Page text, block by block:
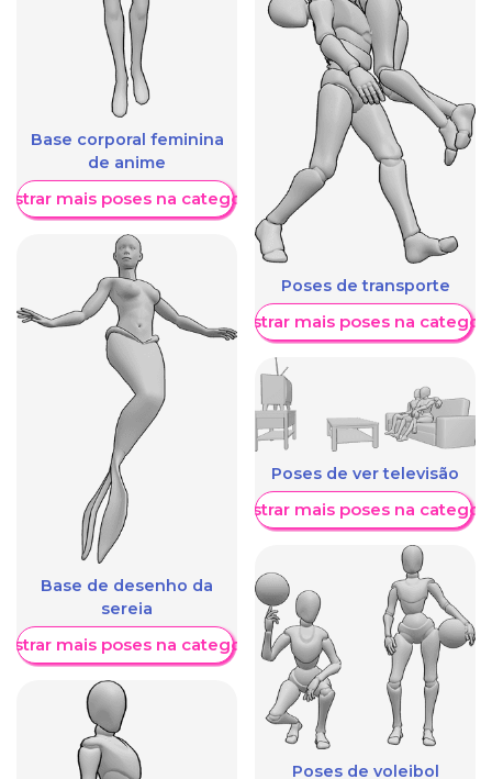
Base corporal feminina
de anime
mais poses na categoria
Base de desenho da
sereia
mais poses na categoria
Poses de transporte
Mostrar mais poses na
Poses de ver televisão
Mostrar mais poses na
Poses de voleibol